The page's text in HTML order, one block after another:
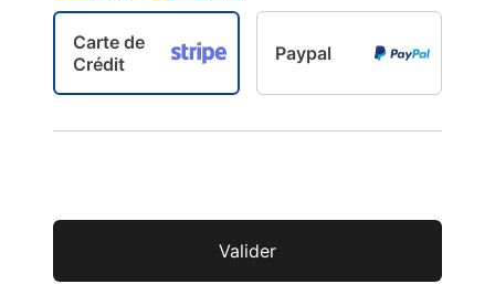
Carte de
Crédit
Paypal
No val